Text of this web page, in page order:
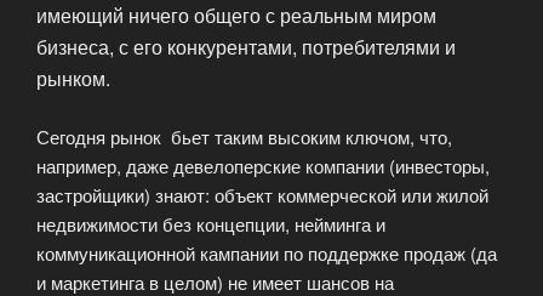
имеющий ничего общего с реальным миром
бизнеса, с его конкурентами, потребителями и
рынком.
Сегодня рынок бьет таким высоким ключом, что,
например, даже девелоперские компании (инвесторы,
застройщики) знают: объект коммерческой или жилой
недвижимости без концепции, нейминга и
коммуникационной кампании по поддержке продаж (да
и маркетинга в целом) не имеет шансов на